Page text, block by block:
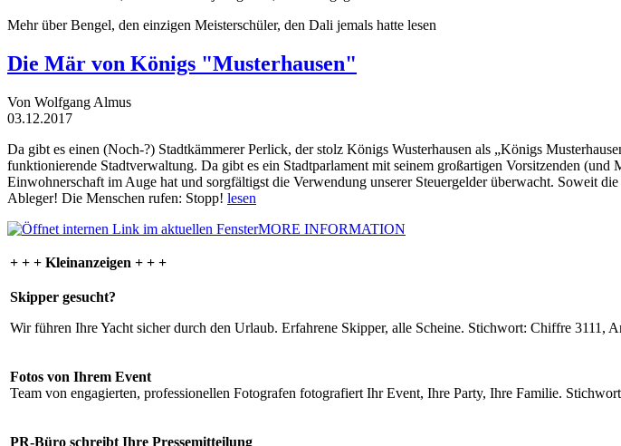
Mehr über Bengel, den einzigen Meisterschüler, den Dali jemals hatte lesen
Die Mär von Königs "Musterhausen"
Von Wolfgang Almus
03.12.2017
Da gibt es einen (Noch-?) Stadtkämmerer Perlick, der stolz Königs Wusterhausen als „Königs
funktionierende Stadtverwaltung. Da gibt es ein Stadtparlament mit seinem großartigen Vorsitzenden
Einwohnerschaft im Auge hat und sorgfältigst die Verwendung unserer Steuergelder überwacht. Soweit
Ableger! Die Menschen rufen: Stopp! lesen
MORE INFORMATION
+ + + Kleinanzeigen + + +
Skipper gesucht?
Wir führen Ihre Yacht sicher durch den Urlaub. Erfahrene Skipper, alle Scheine. Stichwort: Chiffre 3111,
Fotos von Ihrem Event
Team von engagierten, professionellen Fotografen fotografiert Ihr Event, Ihre Party, Ihre Familie.
PR-Büro schreibt Ihre Pressemitteilung